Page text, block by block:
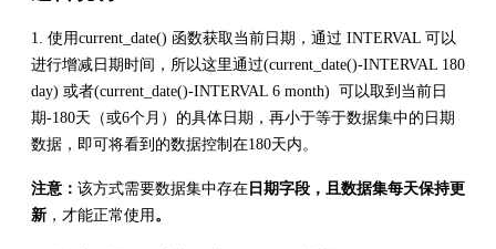
1. 使用current_date() 函数获取当前日期，通过 INTERVAL 可以
进行增减日期时间，所以这里通过(current_date()-INTERVAL 180
day) 或者(current_date()-INTERVAL 6 month) 可以取到当前日
期-180天（或6个月）的具体日期，再小于等于数据集中的日期
数据，即可将看到的数据控制在180天内。
注意： 该方式需要数据集中存在 日期字段，且数据集每天保持更
新 ，才能正常使用 。